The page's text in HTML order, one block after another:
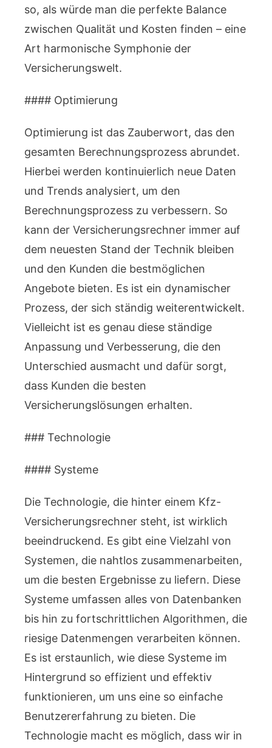
so, als würde man die perfekte Balance
zwischen Qualität und Kosten finden – eine
Art harmonische Symphonie der
Versicherungswelt.
#### Optimierung
Optimierung ist das Zauberwort, das den
gesamten Berechnungsprozess abrundet.
Hierbei werden kontinuierlich neue Daten
und Trends analysiert, um den
Berechnungsprozess zu verbessern. So
kann der Versicherungsrechner immer auf
dem neuesten Stand der Technik bleiben
und den Kunden die bestmöglichen
Angebote bieten. Es ist ein dynamischer
Prozess, der sich ständig weiterentwickelt.
Vielleicht ist es genau diese ständige
Anpassung und Verbesserung, die den
Unterschied ausmacht und dafür sorgt,
dass Kunden die besten
Versicherungslösungen erhalten.
### Technologie
#### Systeme
Die Technologie, die hinter einem Kfz-
Versicherungsrechner steht, ist wirklich
beeindruckend. Es gibt eine Vielzahl von
Systemen, die nahtlos zusammenarbeiten,
um die besten Ergebnisse zu liefern. Diese
Systeme umfassen alles von Datenbanken
bis hin zu fortschrittlichen Algorithmen, die
riesige Datenmengen verarbeiten können.
Es ist erstaunlich, wie diese Systeme im
Hintergrund so effizient und effektiv
funktionieren, um uns eine so einfache
Benutzererfahrung zu bieten. Die
Technologie macht es möglich, dass wir in